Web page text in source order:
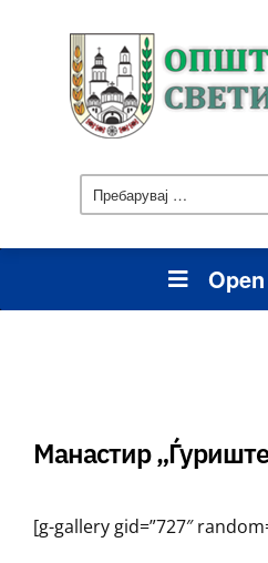
Пребарувај
за:
Манастир
[g-gallery gid=”727″